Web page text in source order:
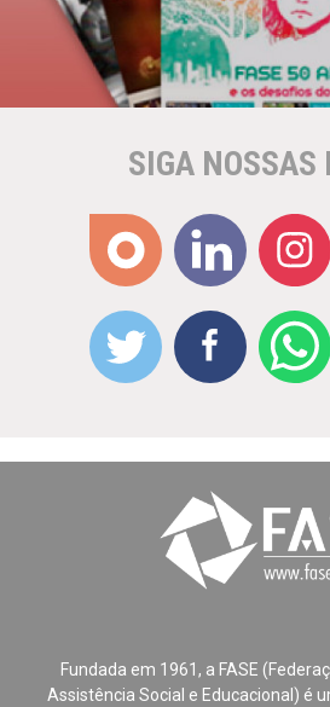
SIGA NOSSAS
Fundada em 1961, a FASE
Assistência Social e Educacional) é